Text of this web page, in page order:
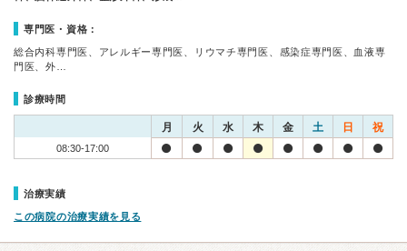
専門医・資格：
総合内科専門医、アレルギー専門医、リウマチ専門医、感染症専門医、血液専
門医、外…
診療時間
月 火 水 木 金 土 日 祝
08:30-17:00
治療実績
この病院の治療実績を見る